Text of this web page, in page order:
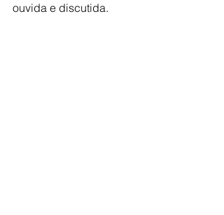
ouvida e discutida.